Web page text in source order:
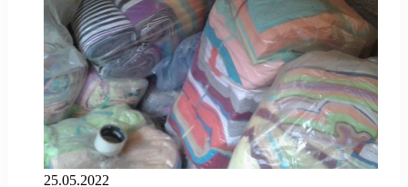
25.05.2022